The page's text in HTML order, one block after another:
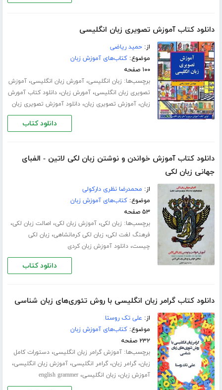
دانلود کتاب آموزش تصویری زبان انگلیسی
از:حمید ریاضی
موضوع:کتاب‌های آموزش زبان
۱۰۰ صفحه
برچسب‌ها: زبان انگلیسی،آمورش زبان انگلیسی،آموزش
تصویری زبان انگلیسی،آمورش زبان،دانلود کتاب آمورش
زبان،آموزش تصویری زبان،دانلود آموزش تصویری زبان
دانلود کتاب
دانلود کتاب آموزش خواندن و نوشتن زبان لکی لاتین - الفبای
جهانی زبان لکی
از: محمدرضا نظری دارکولی
موضوع:کتاب‌های آموزش زبان
۵۳ صفحه
برچسب‌ها: زبان لکی،آموزش زبان لکی، اصالت زبان لکی،
فرهنگ لغت لکی، زبان لکی کرمانشاهی، زبان لکی
چیست،دانلود آموزش زبان کردی
دانلود کتاب
دانلود کتاب گرامر زبان انگلیسی با روش تئوری‌های زبان شناسی
از: علی تک روستا
موضوع:کتاب‌های آموزش زبان
۲۳۲ صفحه
برچسب‌ها:آموزش گرامر زبان انگلیسی،دستورات کامل
زبان،گرامر زبان،گرامر انگلیسی،آموزش زبان انگلیسی،
آموزش زبان، زبان انگلیسی،english grammer